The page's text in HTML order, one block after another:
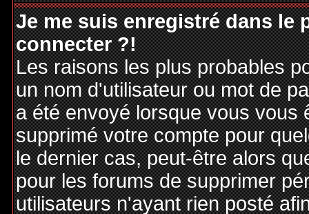
Je me suis enregistré dans le
connecter ?!
Les raisons les plus probables
un nom d'utilisateur ou mot de
a été envoyé lorsque vous vous
supprimé votre compte pour
le dernier cas, peut-être alors
pour les forums de supprimer
utilisateurs n'ayant rien posté